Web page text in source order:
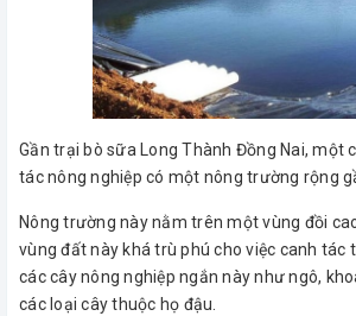
Gần trại bò sữa Long Thành Đồng Nai, một
tác nông nghiệp có một nông trường rộng
Nông trường này nằm trên một vùng đồi
vùng đất này khá trù phú cho việc canh tác
các cây nông nghiệp ngắn này như ngô,
các loại cây thuộc họ đậu.